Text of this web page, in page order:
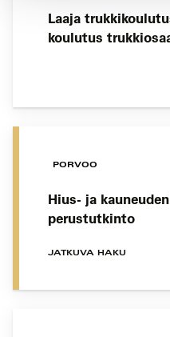
Laaja
koulutus
PORVOO
Hius- ja
perustutkinto
JATKUVA HAKU